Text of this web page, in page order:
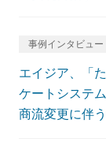
事例インタビュー
エイジア、「
ケートシステ
商流変更に伴